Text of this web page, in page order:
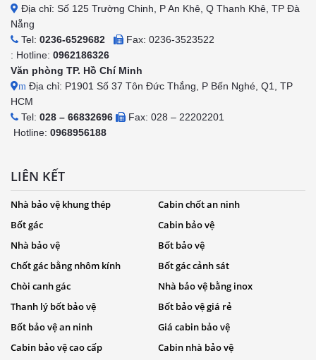
Địa chỉ: Số 125 Trường Chinh, P An Khê, Q Thanh Khê, TP Đà
Nẵng
Tel: 0236-6529682
Fax: 0236-3523522
: Hotline: 0962186326
Văn phòng TP. Hồ Chí Minh
m Địa chỉ: P1901 Số 37 Tôn Đức Thắng, P Bến Nghé, Q1, TP
HCM
Tel: 028 – 66832696
Fax: 028 – 22202201
Hotline: 0968956188
LIÊN KẾT
Nhà bảo vệ khung thép
Cabin chốt an ninh
Bốt gác
Cabin bảo vệ
Nhà bảo vệ
Bốt bảo vệ
Chốt gác bằng nhôm kính
Bốt gác cảnh sát
Chòi canh gác
Nhà bảo vệ bằng inox
Thanh lý bốt bảo vệ
Bốt bảo vệ giá rẻ
Bốt bảo vệ an ninh
Giá cabin bảo vệ
Cabin bảo vệ cao cấp
Cabin nhà bảo vệ